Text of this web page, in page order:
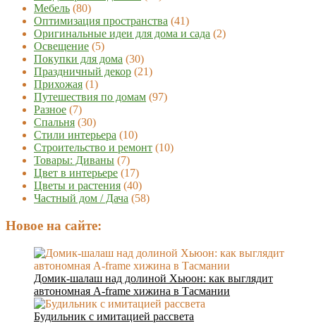
Мебель (80)
Оптимизация пространства (41)
Оригинальные идеи для дома и сада (2)
Освещение (5)
Покупки для дома (30)
Праздничный декор (21)
Прихожая (1)
Путешествия по домам (97)
Разное (7)
Спальня (30)
Стили интерьера (10)
Строительство и ремонт (10)
Товары: Диваны (7)
Цвет в интерьере (17)
Цветы и растения (40)
Частный дом / Дача (58)
Новое на сайте:
Домик-шалаш над долиной Хьюон: как выглядит
автономная A-frame хижина в Тасмании
Будильник с имитацией рассвета